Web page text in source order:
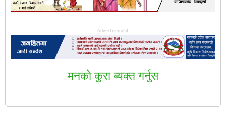
Advertisement
मनकाे कुरा ब्यक्त गर्नुस